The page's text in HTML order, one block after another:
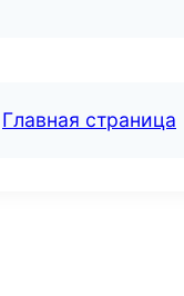
Главная страница